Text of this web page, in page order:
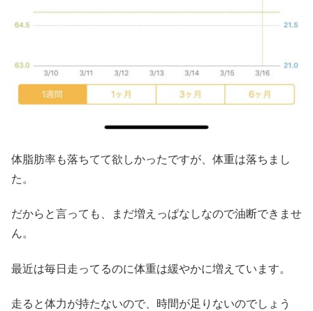
体脂肪率も落ちてて欲しかったですが、体重は落ちまし
た。
だからと言っても、まだ増えっぱなしなので油断できませ
ん。
最近は毎日走ってるのに体重は緩やかに増えています。
走ると体力が持たないので、時間が足りないのでしょう